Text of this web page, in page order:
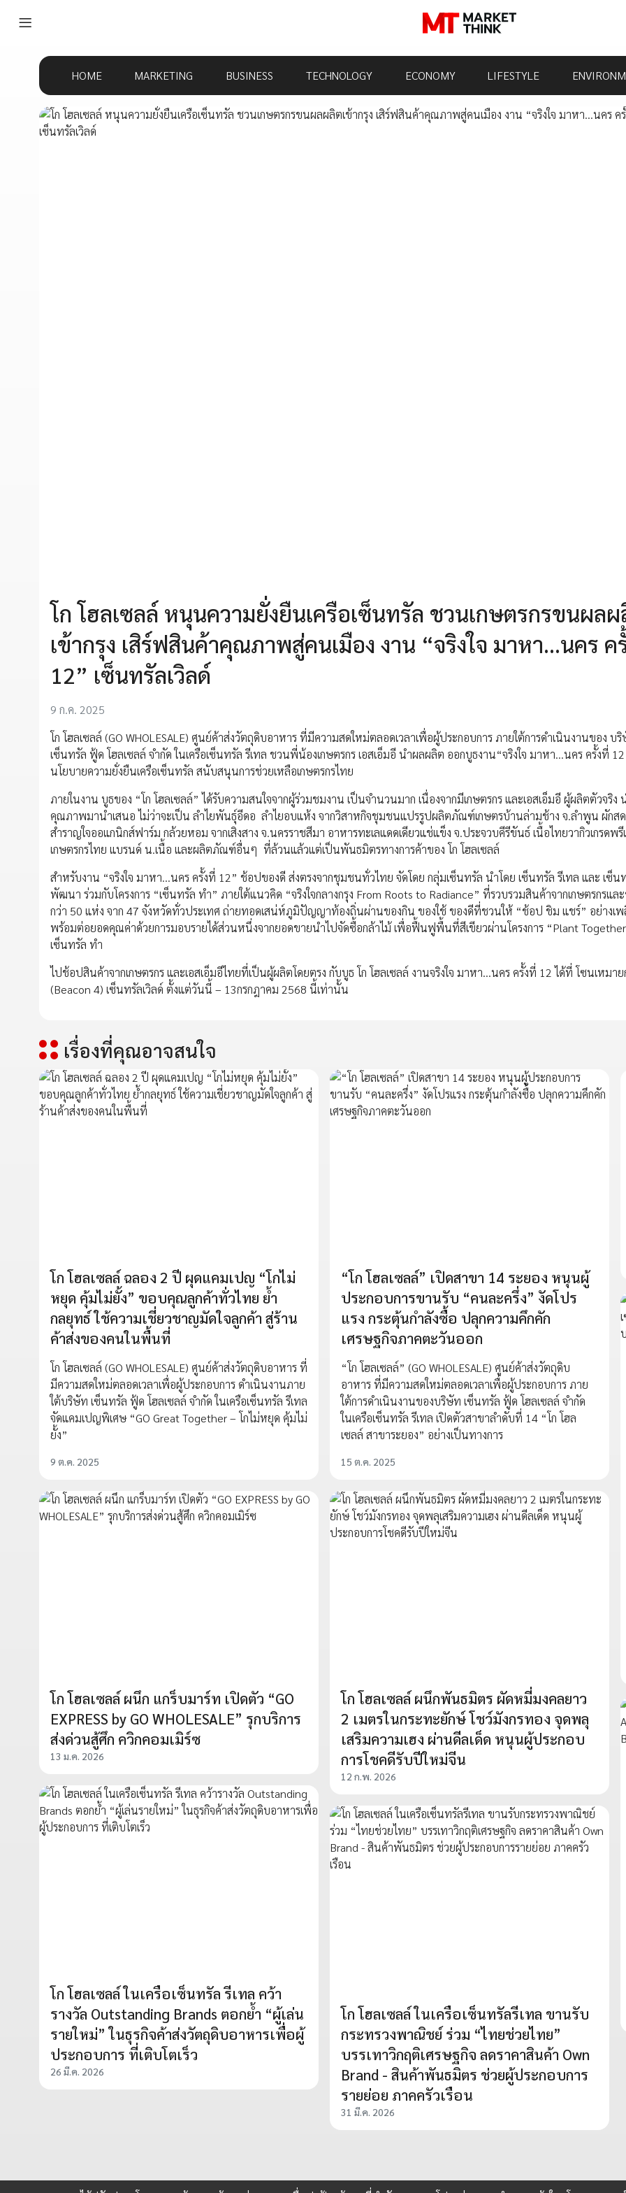
HOME MARKETING BUSINESS TECHNOLOGY ECONOMY LIFESTYLE
โก โฮลเซลล์ หนุนความยั่งยืนเครือเซ็นทรัล ชวนเกษตรกรขนผล
เข้ากรุง เสิร์ฟสินค้าคุณภาพสู่คนเมือง งาน “จริงใจ มาหา...นคร ค
12” เซ็นทรัลเวิลด์
9 ก.ค. 2025
โก โฮลเซลล์ (GO WHOLESALE) ศูนย์ค้าส่งวัตถุดิบอาหาร ที่มีความสดใหม่ตลอดเวลาเพื่อผู้ประกอบการ ภายใต้การดำเนินงานของ บ
เซ็นทรัล ฟู้ด โฮลเซลล์ จำกัด ในเครือเซ็นทรัล รีเทล ชวนพี่น้องเกษตรกร เอสเอ็มอี นำผลผลิต ออกบูธงาน“จริงใจ มาหา...นคร ครั้งที่
นโยบายความยั่งยืนเครือเซ็นทรัล สนับสนุนการช่วยเหลือเกษตรกรไทย
ภายในงาน บูธของ “โก โฮลเซลล์” ได้รับความสนใจจากผู้ร่วมชมงาน เป็นจำนวนมาก เนื่องจากมีเกษตรกร และเอสเอ็มอี ผู้ผลิตตัวจริง
คุณภาพมานำเสนอ ไม่ว่าจะเป็น ลำไยพันธุ์อีดอ ลำไยอบแห้ง จากวิสาหกิจชุมชนแปรรูปผลิตภัณฑ์เกษตรบ้านล่ามช้าง จ.ลำพูน ผักส
สำราญใจออแกนิกส์ฟาร์ม กล้วยหอม จากเสิงสาง จ.นครราชสีมา อาหารทะเลแดดเดียวแช่แข็ง จ.ประจวบคีรีขันธ์ เนื้อไทยวากิวเกรดพรี
เกษตรกรไทย แบรนด์ น.เนื้อ และผลิตภัณฑ์อื่นๆ ที่ล้วนแล้วแต่เป็นพันธมิตรทางการค้าของ โก โฮลเซลล์
สำหรับงาน “จริงใจ มาหา...นคร ครั้งที่ 12” ช้อปของดี ส่งตรงจากชุมชนทั่วไทย จัดโดย กลุ่มเซ็นทรัล นำโดย เซ็นทรัล รีเทล และ เซ็น
พัฒนา ร่วมกับโครงการ “เซ็นทรัล ทำ” ภายใต้แนวคิด “จริงใจกลางกรุง From Roots to Radiance” ที่รวบรวมสินค้าจากเกษตรกรแ
กว่า 50 แห่ง จาก 47 จังหวัดทั่วประเทศ ถ่ายทอดเสน่ห์ภูมิปัญญาท้องถิ่นผ่านของกิน ของใช้ ของดีที่ชวนให้ “ช้อป ชิม แชร์” อย่างเ
พร้อมต่อยอดคุณค่าด้วยการมอบรายได้ส่วนหนึ่งจากยอดขายนำไปจัดซื้อกล้าไม้ เพื่อฟื้นฟูพื้นที่สีเขียวผ่านโครงการ “Plant
เซ็นทรัล ทำ
ไปช้อปสินค้าจากเกษตรกร และเอสเอ็มอีไทยที่เป็นผู้ผลิตโดยตรง กับบูธ โก โฮลเซลล์ งานจริงใจ มาหา…นคร ครั้งที่ 12 ได้ที่ โซนเหมาย
(Beacon 4) เซ็นทรัลเวิลด์ ตั้งแต่วันนี้ – 13กรกฎาคม 2568 นี้เท่านั้น
เรื่องที่คุณอาจสนใจ
โก โฮลเซลล์ ฉลอง 2 ปี ผุดแคมเปญ “โกไม่
หยุด คุ้มไม่ยั้ง” ขอบคุณลูกค้าทั่วไทย ย้ำ
กลยุทธ์ ใช้ความเชี่ยวชาญมัดใจลูกค้า สู่ร้าน
ค้าส่งของคนในพื้นที่
โก โฮลเซลล์ (GO WHOLESALE) ศูนย์ค้าส่งวัตถุดิบอาหาร ที่
มีความสดใหม่ตลอดเวลาเพื่อผู้ประกอบการ ดำเนินงานภาย
ใต้บริษัท เซ็นทรัล ฟู้ด โฮลเซลล์ จำกัด ในเครือเซ็นทรัล รีเทล
จัดแคมเปญพิเศษ “GO Great Together – โกไม่หยุด คุ้มไม่
ยั้ง”
9 ต.ค. 2025
“โก โฮลเซลล์” เปิดสาขา 14 ระยอง หนุนผู้
ประกอบการขานรับ “คนละครึ่ง” งัดโปร
แรง กระตุ้นกำลังซื้อ ปลุกความคึกคัก
เศรษฐกิจภาคตะวันออก
“โก โฮลเซลล์” (GO WHOLESALE) ศูนย์ค้าส่งวัตถุดิบ
อาหาร ที่มีความสดใหม่ตลอดเวลาเพื่อผู้ประกอบการ ภาย
ใต้การดำเนินงานของบริษัท เซ็นทรัล ฟู้ด โฮลเซลล์ จำกัด
ในเครือเซ็นทรัล รีเทล เปิดตัวสาขาลำดับที่ 14 “โก โฮล
เซลล์ สาขาระยอง” อย่างเป็นทางการ
15 ต.ค. 2025
โก โฮลเซลล์ ผนึก แกร็บมาร์ท เปิดตัว “GO
EXPRESS by GO WHOLESALE” รุกบริการ
ส่งด่วนสู้ศึก ควิกคอมเมิร์ซ
13 ม.ค. 2026
โก โฮลเซลล์ ผนึกพันธมิตร ผัดหมี่มงคลยาว
2 เมตรในกระทะยักษ์ โชว์มังกรทอง จุดพลุ
เสริมความเฮง ผ่านดีลเด็ด หนุนผู้ประกอบ
การโชคดีรับปีใหม่จีน
12 ก.พ. 2026
โก โฮลเซลล์ ในเครือเซ็นทรัล รีเทล คว้า
รางวัล Outstanding Brands ตอกย้ำ “ผู้เล่น
รายใหม่” ในธุรกิจค้าส่งวัตถุดิบอาหารเพื่อผู้
ประกอบการ ที่เติบโตเร็ว
26 มี.ค. 2026
โก โฮลเซลล์ ในเครือเซ็นทรัลรีเทล ขานรับ
กระทรวงพาณิชย์ ร่วม “ไทยช่วยไทย”
บรรเทาวิกฤติเศรษฐกิจ ลดราคาสินค้า Own
Brand - สินค้าพันธมิตร ช่วยผู้ประกอบการ
รายย่อย ภาคครัวเรือน
31 มี.ค. 2026